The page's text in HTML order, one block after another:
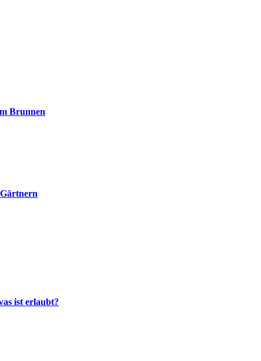
Brunnen
ist erlaubt?